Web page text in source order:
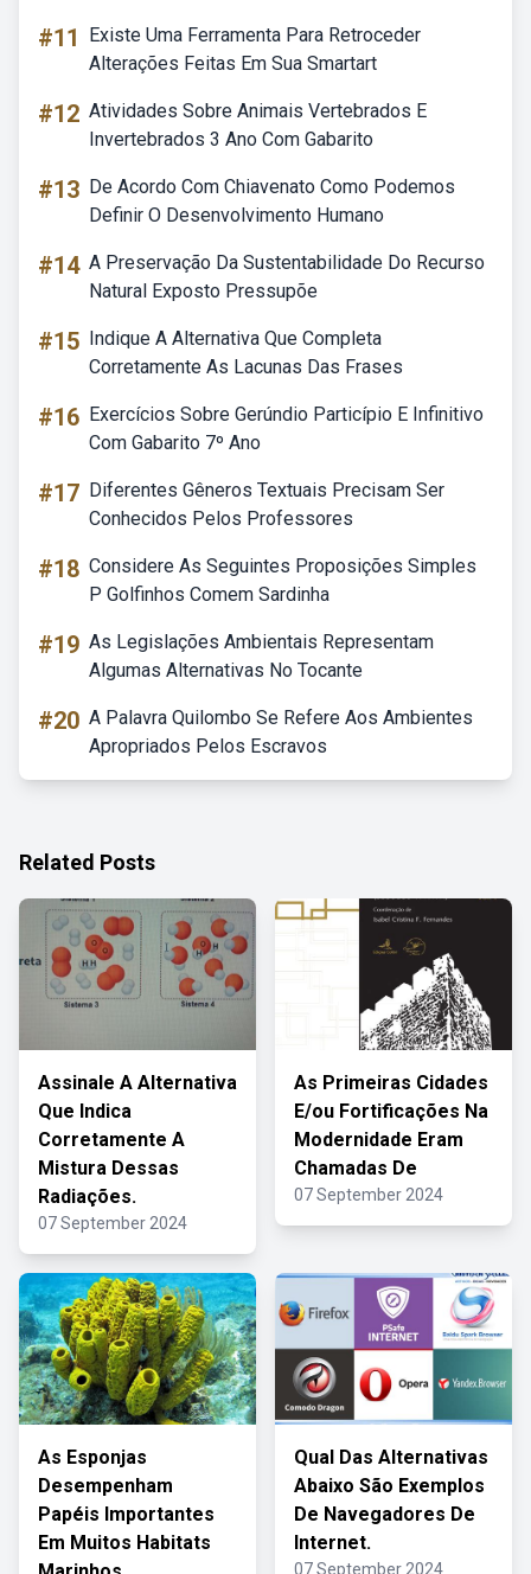
#11
Existe Uma Ferramenta Para Retroceder
Alterações Feitas Em Sua Smartart
#12 Atividades Sobre Animais Vertebrados E
Invertebrados 3 Ano Com Gabarito
#13 De Acordo Com Chiavenato Como Podemos
Definir O Desenvolvimento Humano
#14 A Preservação Da Sustentabilidade Do Recurso
Natural Exposto Pressupõe
#15 Indique A Alternativa Que Completa
Corretamente As Lacunas Das Frases
#16 Exercícios Sobre Gerúndio Particípio E Infinitivo
Com Gabarito 7º Ano
#17 Diferentes Gêneros Textuais Precisam Ser
Conhecidos Pelos Professores
#18 Considere As Seguintes Proposições Simples
P Golfinhos Comem Sardinha
#19 As Legislações Ambientais Representam
Algumas Alternativas No Tocante
#20 A Palavra Quilombo Se Refere Aos Ambientes
Apropriados Pelos Escravos
Related Posts
Assinale A Alternativa
Que Indica
Corretamente A
Mistura Dessas
Radiações.
07 September 2024
As Primeiras Cidades
E/ou Fortificações Na
Modernidade Eram
Chamadas De
07 September 2024
As Esponjas
Desempenham
Papéis Importantes
Em Muitos Habitats
Qual Das Alternativas
Abaixo São Exemplos
De Navegadores De
Internet.
07 September 2024